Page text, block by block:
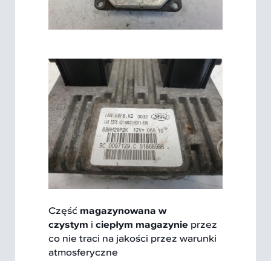
Część magazynowana w
czystym i ciepłym magazynie przez
co nie traci na jakości przez warunki
atmosferyczne